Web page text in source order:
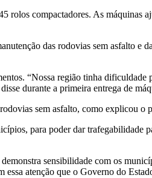
rolos compactadores. As máquinas
das rodovias sem asfalto e
“Nossa região tinha dificuldade
durante a primeira entrega de
sem asfalto, como explicou o
para poder dar trafegabilidade
sensibilidade com os
atenção que o Governo do